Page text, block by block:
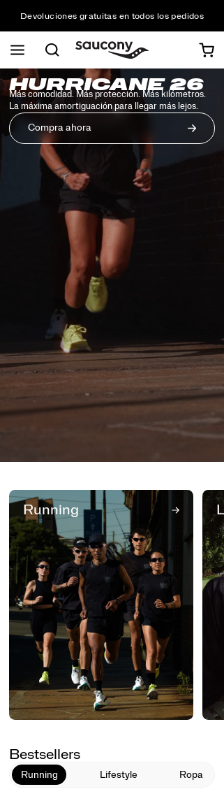
Consigue un 10 % de descuento en tu primer pedido
Envío gratuito para pedidos superiores a 75 €
Devoluciones gratuitas en todos los pedidos
Consigue un 10 % de descuento en tu primer pedido
Saucony
HURRICANE 26
Más comodidad. Más protección. Más kilómetros.
La máxima amortiguación para llegar más lejos.
Compra ahora
Running
Bestsellers
Running Lifestyle Ropa